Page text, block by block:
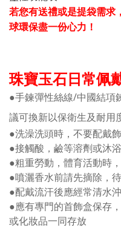
若您有送禮或是提袋需求
球環保盡一份心力！
珠寶玉石日常佩
●手鍊彈性絲線/中國結項
議可換新以保衛生及耐用
●洗澡洗頭時，不要配戴
●接觸酸，鹼等溶劑或沐
●粗重勞動，體育活動時
●噴灑香水前請先摘除，
●配戴流汗後應經常清水
●應有專門的首飾盒保存
或化妝品一同存放